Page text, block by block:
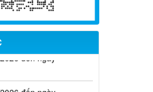
đến ngày
đến ngày